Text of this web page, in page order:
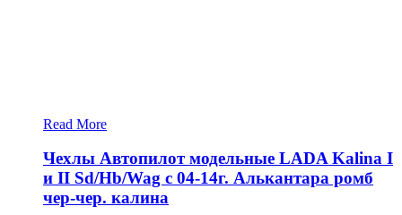
Read More
Чехлы Автопилот модельные LADA Kalina I
и II Sd/Hb/Wag с 04-14г. Алькантара ромб
чер-чер. калина